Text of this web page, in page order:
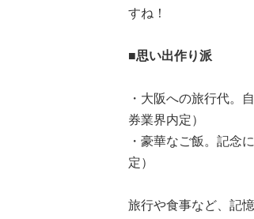
すね！
■思い出作り派
・大阪への旅行代。
券業界内定）
・豪華なご飯。記念
定）
旅行や食事など、記